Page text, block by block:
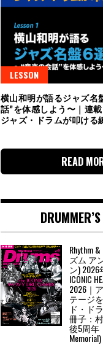
LESSON
横山和明が語るジャズ名
話”を体感しよう〜｜連
ジャズ・ドラムが叩ける
READ
Rhythm
ズム ア
ン)
ICONIC
2026｜
テージ
ド・ド
冊子：
後5周年
Memorial)